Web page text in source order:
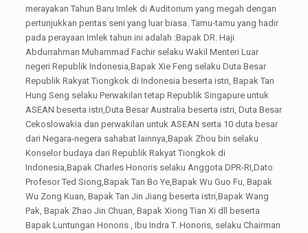
merayakan Tahun Baru Imlek di Auditorium yang megah dengan
pertunjukkan pentas seni yang luar biasa. Tamu-tamu yang hadir
pada perayaan Imlek tahun ini adalah :Bapak DR. Haji
Abdurrahman Muhammad Fachir selaku Wakil Menteri Luar
negeri Republik Indonesia,Bapak Xie Feng selaku Duta Besar
Republik Rakyat Tiongkok di Indonesia beserta istri, Bapak Tan
Hung Seng selaku Perwakilan tetap Republik Singapure untuk
ASEAN beserta istri,Duta Besar Australia beserta istri, Duta Besar
Cekoslowakia dan perwakilan untuk ASEAN serta 10 duta besar
dari Negara-negera sahabat lainnya,Bapak Zhou bin selaku
Konselor budaya dari Republik Rakyat Tiongkok di
Indonesia,Bapak Charles Honoris selaku Anggota DPR-RI,Dato
Profesor Ted Siong,Bapak Tan Bo Ye,Bapak Wu Guo Fu, Bapak
Wu Zong Kuan, Bapak Tan Jin Jiang beserta istri,Bapak Wang
Pak, Bapak Zhao Jin Chuan, Bapak Xiong Tian Xi dll beserta
Bapak Luntungan Honoris , Ibu Indra T. Honoris, selaku Chairman